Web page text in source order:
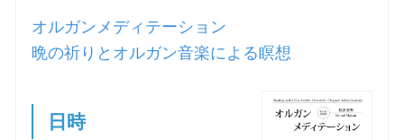
三田助祭の講座
オルガンメディテーション
晩の祈りとオルガン音楽による瞑想
日時